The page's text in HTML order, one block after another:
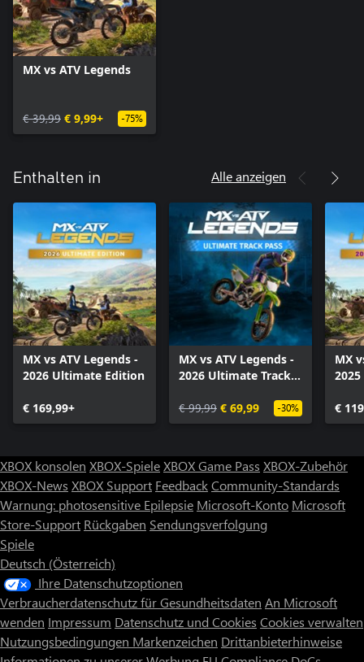
MX vs ATV Legends
€ 39,99 € 9,99+ -75%
Enthalten in Alle anzeigen
MX vs ATV Legends -
2026 Ultimate Edition
€ 169,99+
MX vs ATV Legends -
2026 Ultimate Track
€ 99,99 € 69,99 -30%
MX
€
XBOX konsolen XBOX-SpieleXBOX Game Pass XBOX-Zubehör
XBOX-News XBOX Support FeedbackCommunity-Standards
Warnung: photosensitive Epilepsie Microsoft-Konto Microsoft
Store-Support Rückgaben Sendungsverfolgung
Spiele
Deutsch (Österreich)
Ihre Datenschutzoptionen
Verbraucherdatenschutz für Gesundheitsdaten An Microsoft
wenden Impressum Datenschutz und Cookies Cookies verwalten
Nutzungsbedingungen Markenzeichen Drittanbieterhinweise